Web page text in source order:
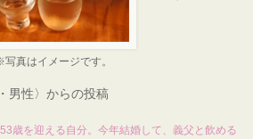
真はイメージです。
男性〉からの投稿
歳を迎える自分。今年結婚して、義父と飲める